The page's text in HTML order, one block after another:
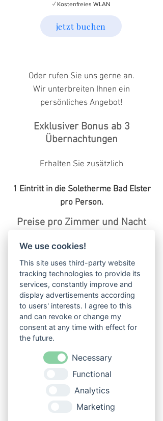
✓ Kostenfreies WLAN
jetzt buchen
Oder rufen Sie uns gerne an.
Wir unterbreiten Ihnen ein
persönliches Angebot!
Exklusiver Bonus ab 3
Übernachtungen
Erhalten Sie zusätzlich
1 Eintritt in die Soletherme Bad Elster
pro Person.
Preise pro Zimmer und Nacht
Budget Doppelzimmer – Straßenseite
170,00 € pro Zimmer / Nacht
Superior Doppelzimmer – Südseite
185,00 € pro Zimmer / Nacht
Wellness in der Soletherme Bad
Elster
Die Soletherme Bad Elster zählt zu den beliebtesten
wohltuende Wirkung des natürlichen Thermalsolewassers
und entspannen Sie in der modernen Badelandschaft des
Albert Bades. Die einzigartige Verbindung aus Gesundheit,
der schönsten Kurorte Deutschlands.
Warum ein Wellnessurlaub in Bad
We use cookies!
This site uses third-party website
tracking technologies to provide its
services, constantly improve and
display advertisements according
to users' interests. I agree to this
and can revoke or change my
consent at any time with effect for
the future.
Necessary
Functional
Analytics
Marketing